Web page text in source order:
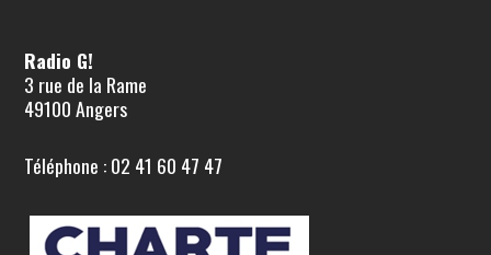
Radio G!
3 rue de la Rame
49100 Angers
Téléphone : 02 41 60 47 47